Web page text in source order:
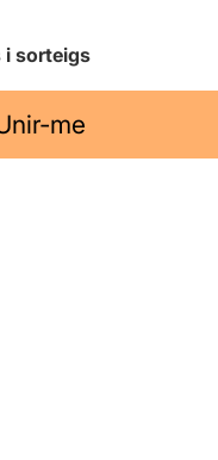
i sorteigs
me